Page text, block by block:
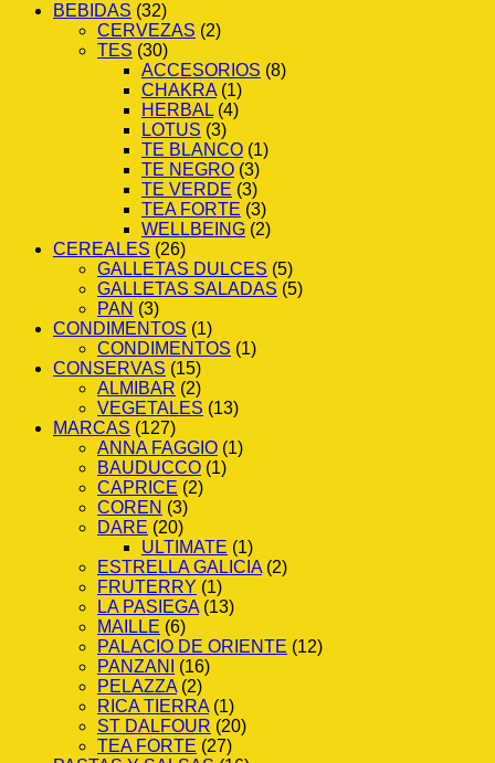
BEBIDAS (32)
CERVEZAS (2)
TES (30)
ACCESORIOS (8)
CHAKRA (1)
HERBAL (4)
LOTUS (3)
TE BLANCO (1)
TE NEGRO (3)
TE VERDE (3)
TEA FORTE (3)
WELLBEING (2)
CEREALES (26)
GALLETAS DULCES (5)
GALLETAS SALADAS (5)
PAN (3)
CONDIMENTOS (1)
CONDIMENTOS (1)
CONSERVAS (15)
ALMIBAR (2)
VEGETALES (13)
MARCAS (127)
ANNA FAGGIO (1)
BAUDUCCO (1)
CAPRICE (2)
COREN (3)
DARE (20)
ULTIMATE (1)
ESTRELLA GALICIA (2)
FRUTERRY (1)
LA PASIEGA (13)
MAILLE (6)
PALACIO DE ORIENTE (12)
PANZANI
(16)
PELAZZA (2)
RICA TIERRA (1)
ST DALFOUR (20)
TEA FORTE (27)